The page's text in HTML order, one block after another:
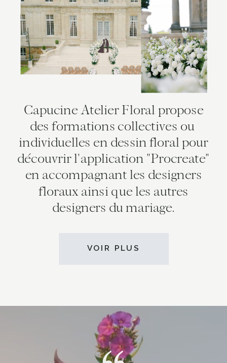
VOIR PLUS
Capucine Atelier Floral propose
des formations collectives ou
individuelles en dessin floral pour
découvrir l'application "Procreate"
en accompagnant les designers
floraux ainsi que les autres
designers du mariage.